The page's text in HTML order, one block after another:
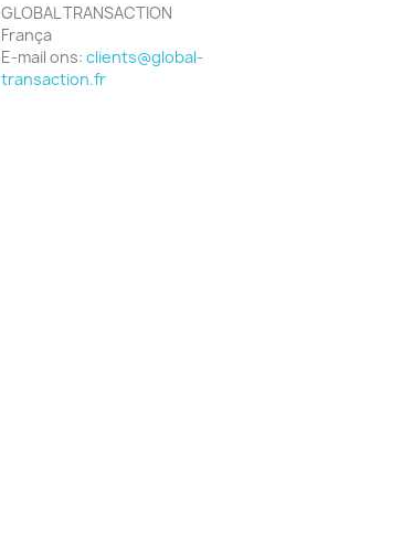
GLOBAL TRANSACTION
França
E-mail ons: clients@global-
transaction.fr